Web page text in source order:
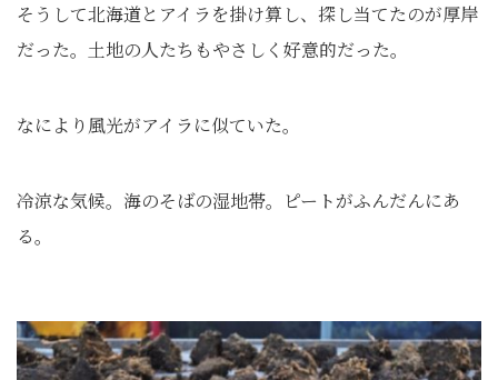
そうして北海道とアイラを掛け算し、探し当てたのが厚岸
だった。土地の人たちもやさしく好意的だった。
なにより風光がアイラに似ていた。
冷涼な気候。海のそばの湿地帯。ピートがふんだんにあ
る。